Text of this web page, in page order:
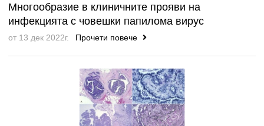
Многообразие в клиничните прояви на
инфекцията с човешки папилома вирус
от 13 дек 2022г. Прочети повече